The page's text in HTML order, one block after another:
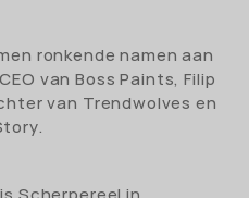
ronkende namen aan
van Boss Paints, Filip
van Trendwolves en